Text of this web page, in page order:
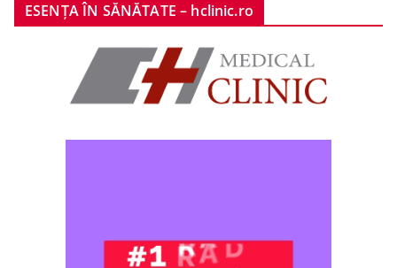
ESENȚA ÎN SĂNĂTATE – hclinic.ro